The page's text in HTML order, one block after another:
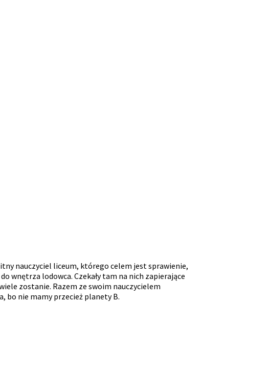
nauczyciel liceum, którego celem jest sprawienie,
wnętrza lodowca. Czekały tam na nich zapierające
zostanie. Razem ze swoim nauczycielem
bo nie mamy przecież planety B.